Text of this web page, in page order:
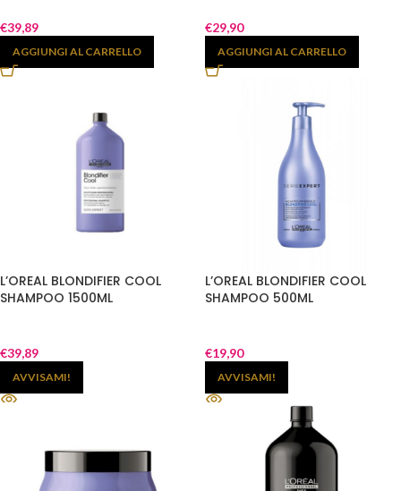
€39,89
AGGIUNGI AL CARRELLO
€29,90
AGGIUNGI AL CARRELLO
L’OREAL BLONDIFIER COOL
SHAMPOO 1500ML
€39,89
AVVISAMI!
L’OREAL BLONDIFIER COOL
SHAMPOO 500ML
€19,90
AVVISAMI!